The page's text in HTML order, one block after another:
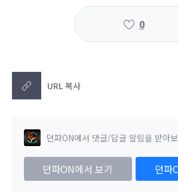
0
URL 복사
던파ON에서 댓글/답글 알림을 받아
던파ON에서 보기 던파